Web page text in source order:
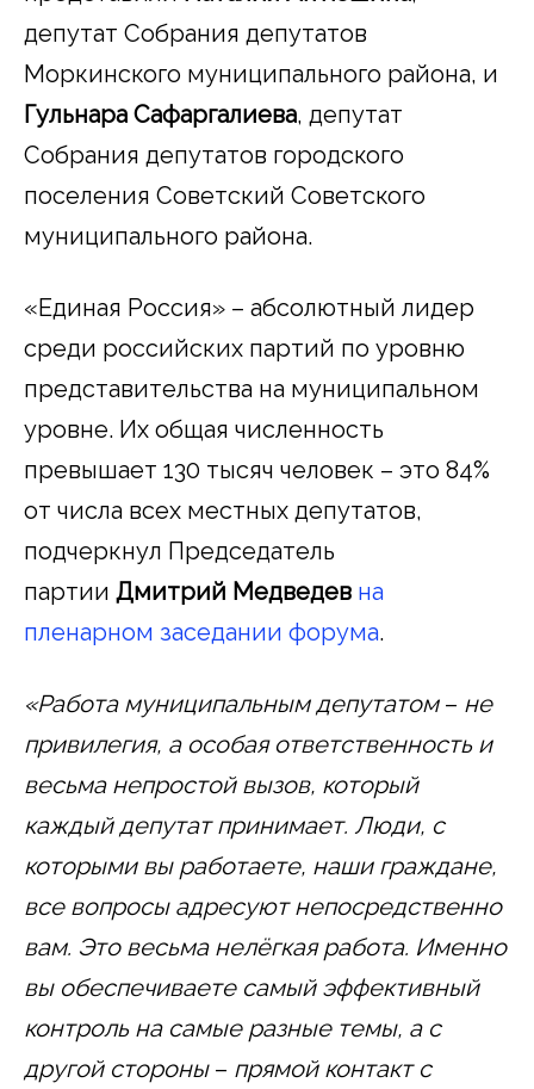
депутат Собрания депутатов
Моркинского муниципального района, и
Гульнара Сафаргалиева, депутат
Собрания депутатов городского
поселения Советский Советского
муниципального района.
«Единая Россия» – абсолютный лидер
среди российских партий по уровню
представительства на муниципальном
уровне. Их общая численность
превышает 130 тысяч человек – это 84%
от числа всех местных депутатов,
подчеркнул Председатель
партии Дмитрий Медведев на
пленарном заседании форума.
«Работа муниципальным депутатом – не
привилегия, а особая ответственность и
весьма непростой вызов, который
каждый депутат принимает. Люди, с
которыми вы работаете, наши граждане,
все вопросы адресуют непосредственно
вам. Это весьма нелёгкая работа. Именно
вы обеспечиваете самый эффективный
контроль на самые разные темы, а с
другой стороны – прямой контакт с